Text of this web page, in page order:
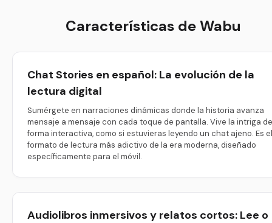
Características de Wabu
Chat Stories en español: La evolución de la
lectura digital
Sumérgete en narraciones dinámicas donde la historia avanza
mensaje a mensaje con cada toque de pantalla. Vive la intriga de
forma interactiva, como si estuvieras leyendo un chat ajeno. Es el
formato de lectura más adictivo de la era moderna, diseñado
específicamente para el móvil.
Audiolibros inmersivos y relatos cortos: Lee o